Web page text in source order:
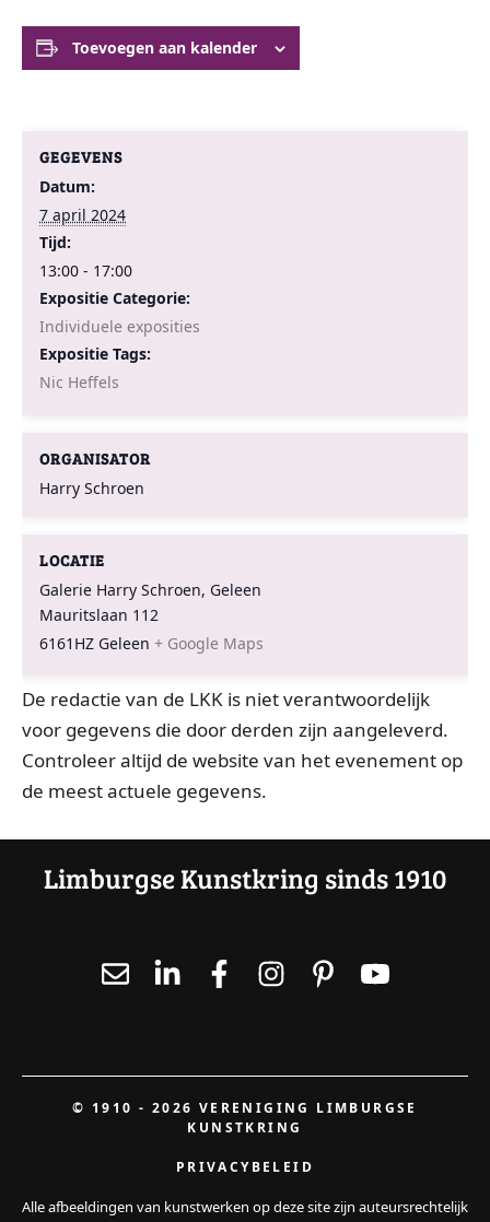
Toevoegen aan kalender
GEGEVENS
Datum:
7 april 2024
Tijd:
13:00 - 17:00
Expositie Categorie:
Individuele exposities
Expositie Tags:
Nic Heffels
LOCATIE
Galerie Harry Schroen, Geleen
Mauritslaan 112
6161HZ Geleen + Google Maps
ORGANISATOR
Harry Schroen
De redactie van de LKK is niet verantwoordelijk
voor gegevens die door derden zijn aangeleverd.
Controleer altijd de website van het evenement op
de meest actuele gegevens.
Limburgse Kunstkring sinds 1910
© 1910 - 2026 VERENIGING LIMBURGSE
KUNSTKRING
PRIVACYBELEID
Alle afbeeldingen van kunstwerken op deze site zijn auteursrechtelijk